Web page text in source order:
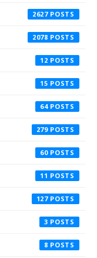
2627
2078
12
15
64
279
60
11
127
3
8